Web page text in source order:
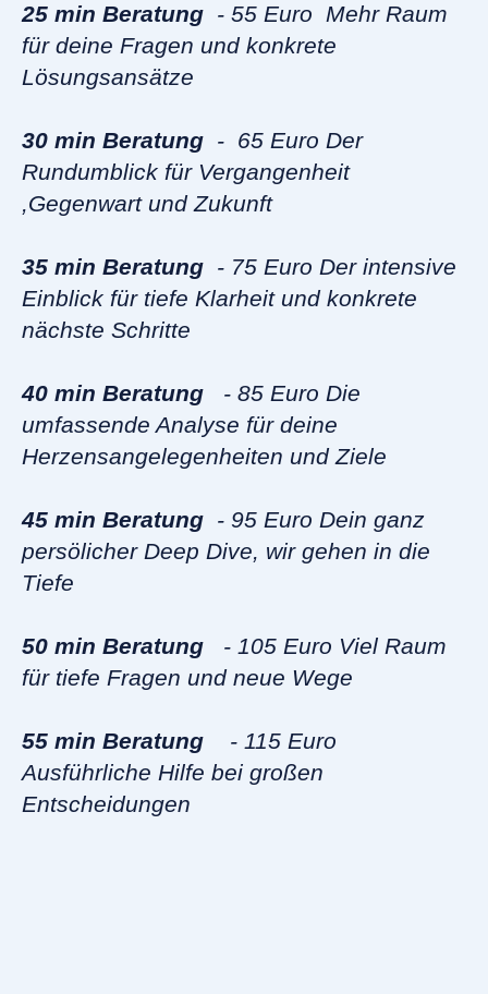
25 min Beratung - 55 Euro Mehr Raum
für deine Fragen und konkrete
Lösungsansätze
30 min Beratung - 65 Euro Der
Rundumblick für Vergangenheit
,Gegenwart und Zukunft
35 min Beratung - 75 Euro Der intensive
Einblick für tiefe Klarheit und konkrete
nächste Schritte
40 min Beratung - 85 Euro Die
umfassende Analyse für deine
Herzensangelegenheiten und Ziele
45 min Beratung - 95 Euro Dein ganz
persölicher Deep Dive, wir gehen in die
Tiefe
50 min Beratung - 105 Euro Viel Raum
für tiefe Fragen und neue Wege
55 min Beratung
- 115 Euro
Ausführliche Hilfe bei großen
Entscheidungen